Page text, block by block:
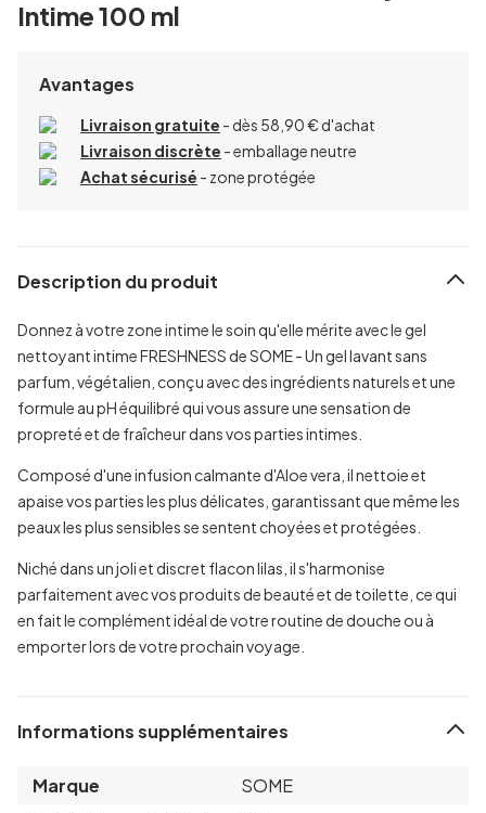
Intime 100 ml
Avantages
Livraison gratuite - dès 58,90 € d'achat
Livraison discrète - emballage neutre
Achat sécurisé - zone protégée
Description du produit
Donnez à votre zone intime le soin qu'elle mérite avec le gel
nettoyant intime FRESHNESS de SOME - Un gel lavant sans
parfum, végétalien, conçu avec des ingrédients naturels et une
formule au pH équilibré qui vous assure une sensation de
propreté et de fraîcheur dans vos parties intimes.
Composé d'une infusion calmante d'Aloe vera, il nettoie et
apaise vos parties les plus délicates, garantissant que même les
peaux les plus sensibles se sentent choyées et protégées.
Niché dans un joli et discret flacon lilas, il s'harmonise
parfaitement avec vos produits de beauté et de toilette, ce qui
en fait le complément idéal de votre routine de douche ou à
emporter lors de votre prochain voyage.
Informations supplémentaires
Marque
SOME